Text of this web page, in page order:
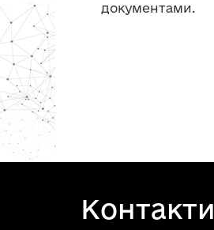
документами.
Контакти